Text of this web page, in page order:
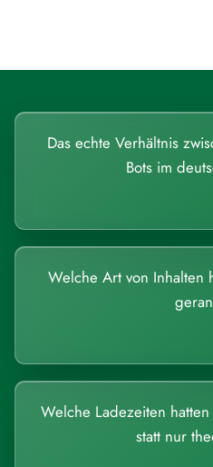
Das echte Verhältnis
Bots im
Welche Art von Inhalten
Welche Ladezeiten
statt nur